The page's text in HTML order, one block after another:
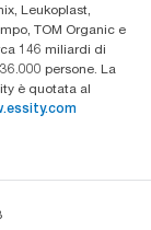
Leukoplast,
TOM Organic e
146 miliardi di
persone. La
è quotata al